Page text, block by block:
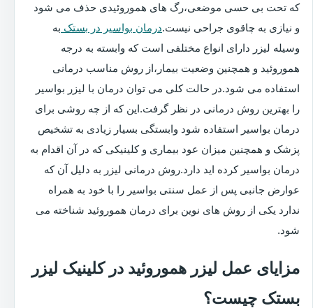
که تحت بی حسی موضعی،رگ های هموروئیدی حذف می شود
و نیازی به چاقوی جراحی نیست.درمان بواسیر در بستک به
وسیله لیزر دارای انواع مختلفی است که وابسته به درجه
هموروئید و همچنین وضعیت بیمار،از روش مناسب درمانی
استفاده می شود.در حالت کلی می توان درمان با لیزر بواسیر
را بهترین روش درمانی در نظر گرفت.این که از چه روشی برای
درمان بواسیر استفاده شود وابستگی بسیار زیادی به تشخیص
پزشک و همچنین میزان عود بیماری و کلینیکی که در آن اقدام به
درمان بواسیر کرده اید دارد.روش درمانی لیزر به دلیل آن که
عوارض جانبی پس از عمل سنتی بواسیر را با خود به همراه
ندارد یکی از روش های نوین برای درمان هموروئید شناخته می
شود.
مزایای عمل لیزر هموروئید در کلینیک لیزر
بستک چیست؟